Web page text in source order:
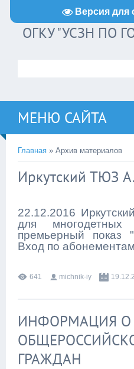
Версия для
ОГКУ "УСЗН ПО
МЕНЮ САЙТА
Главная » Архив материалов
Иркутский ТЮЗ
22.12.2016
для многодетных
премьерный показ
Вход по
641 michnik-iy
ИНФОРМАЦИЯ О
ГРАЖДАН